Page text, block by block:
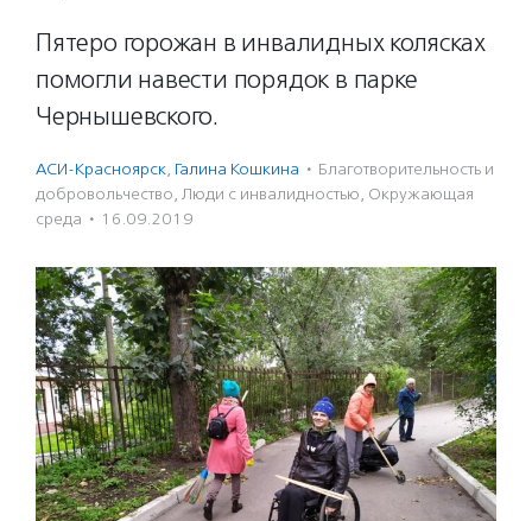
Пятеро горожан в инвалидных колясках
помогли навести порядок в парке
Чернышевского.
АСИ-Красноярск, Галина Кошкина · Благотвори­тель­ность и
доброволь­чест­во, Люди с инвалидностью, Окружающая
среда · 16.09.2019